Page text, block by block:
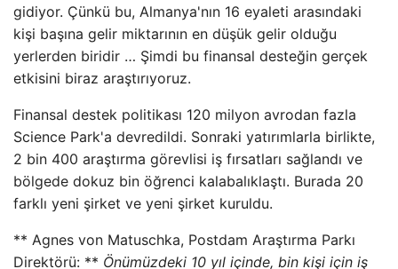
gidiyor. Çünkü bu, Almanya'nın 16 eyaleti arasındaki
kişi başına gelir miktarının en düşük gelir olduğu
yerlerden biridir … Şimdi bu finansal desteğin gerçek
etkisini biraz araştırıyoruz.
Finansal destek politikası 120 milyon avrodan fazla
Science Park'a devredildi. Sonraki yatırımlarla birlikte,
2 bin 400 araştırma görevlisi iş fırsatları sağlandı ve
bölgede dokuz bin öğrenci kalabalıklaştı. Burada 20
farklı yeni şirket ve yeni şirket kuruldu.
** Agnes von Matuschka, Postdam Araştırma Parkı
Direktörü: ** Önümüzdeki 10 yıl içinde, bin kişi için iş